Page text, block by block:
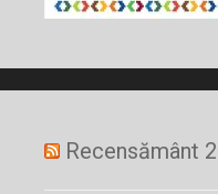
Recensământ